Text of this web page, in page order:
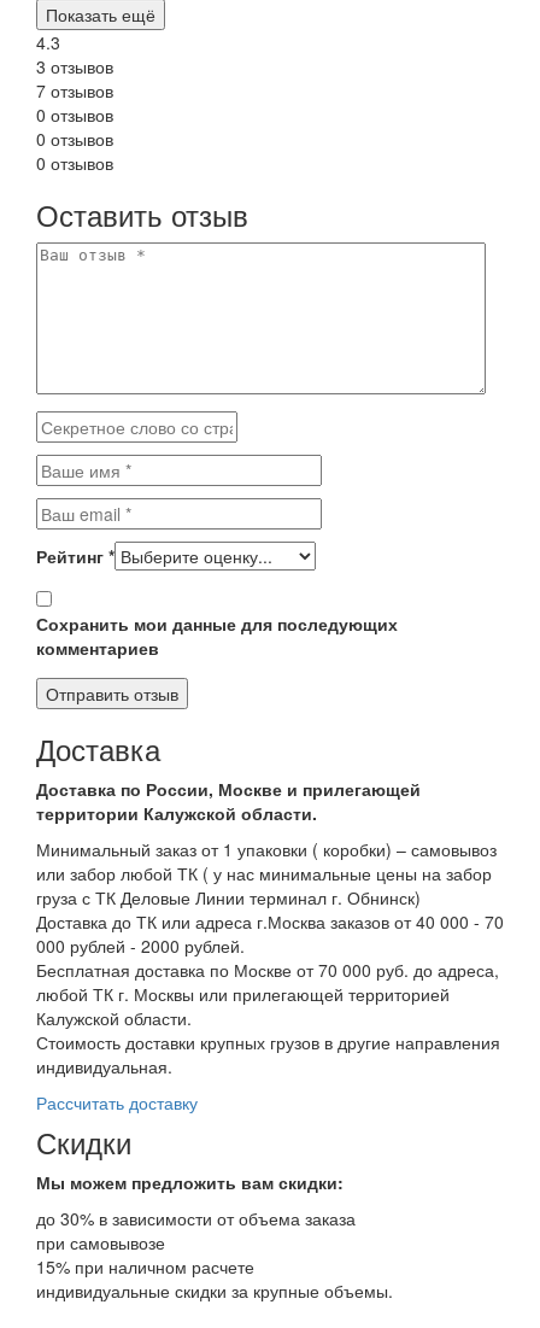
Показать ещё
4.3
3 отзывов
7 отзывов
0 отзывов
0 отзывов
0 отзывов
Оставить отзыв
Рейтинг *
Сохранить мои данные для последующих
комментариев
Доставка
Доставка по России, Москве и прилегающей
территории Калужской области.
Минимальный заказ от 1 упаковки ( коробки) – самовывоз
или забор любой ТК ( у нас минимальные цены на забор
груза с ТК Деловые Линии терминал г. Обнинск)
Доставка до ТК или адреса г.Москва заказов от 40 000 - 70
000 рублей - 2000 рублей.
Бесплатная доставка по Москве от 70 000 руб. до адреса,
любой ТК г. Москвы или прилегающей территорией
Калужской области.
Стоимость доставки крупных грузов в другие направления
индивидуальная.
Рассчитать доставку
Скидки
Мы можем предложить вам скидки:
до 30% в зависимости от объема заказа
при самовывозе
15% при наличном расчете
индивидуальные скидки за крупные объемы.